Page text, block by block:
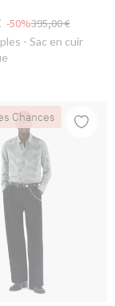
395,00 €
-50%
- Sac en cuir
Chances